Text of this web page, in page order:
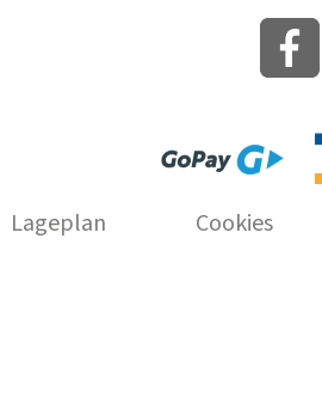
Lageplan Cookies